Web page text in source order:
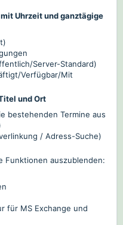
Uhrzeit und ganztägige
Server-Standard)
Verfügbar/Mit
und Ort
bestehenden Termine aus
/ Adress-Suche)
Funktionen auszublenden:
für MS Exchange und